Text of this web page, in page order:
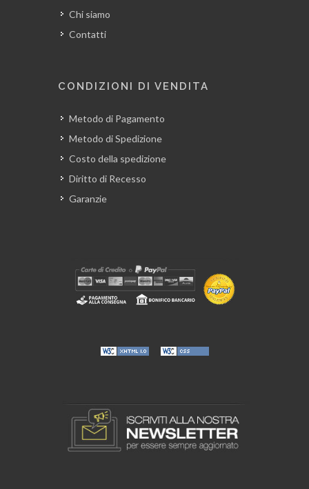
Chi siamo
Contatti
CONDIZIONI DI VENDITA
Metodo di Pagamento
Metodo di Spedizione
Costo della spedizione
Diritto di Recesso
Garanzie